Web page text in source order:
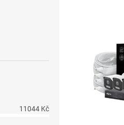
11044 Kč